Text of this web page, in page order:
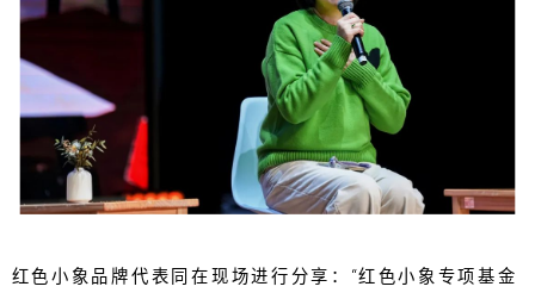
红色小象品牌代表同在现场进行分享：“红色小象专项基金